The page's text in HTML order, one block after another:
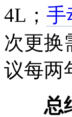
4L； 手
次更换
议每两
总